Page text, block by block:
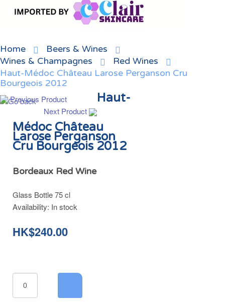
Home
Beers & Wines
Wines & Champagnes
Red Wines
Haut-Médoc Château Larose Perganson Cru
Bourgeois 2012
Previous Product
Next Product
Haut-
Médoc Château
Larose Perganson
Cru Bourgeois 2012
Bordeaux Red Wine
Glass Bottle 75 cl
Availability: In stock
HK$240.00